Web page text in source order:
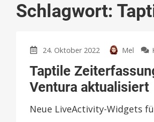
Schlagwort:
24. Oktober 2022 Mel
Taptile
Ventura aktualisiert
Neue LiveActivity-Widgets